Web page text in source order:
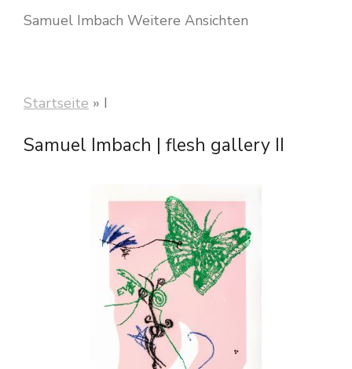
Samuel Imbach Weitere Ansichten
Startseite » I
Samuel Imbach | flesh gallery II